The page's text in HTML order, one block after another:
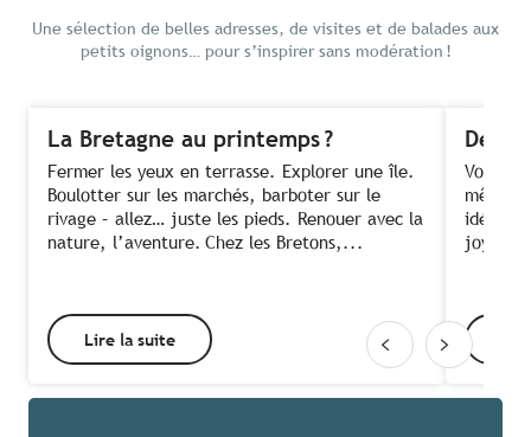
Une sélection de belles adresses, de visites et de balades aux
petits oignons… pour s’inspirer sans modération !
La Bretagne au printemps ?
Fermer les yeux en terrasse. Explorer une île.
Boulotter sur les marchés, barboter sur le
rivage – allez… juste les pieds. Renouer avec la
nature, l’aventure. Chez les Bretons,...
Lire la suite
Des
Voir
même
idée !